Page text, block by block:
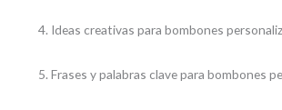
Ideas creativas para bombones
Frases y palabras clave para bombones